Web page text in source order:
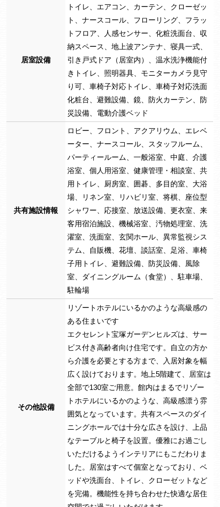
居室設備
トイレ、エアコン、カーテン、クローゼッ
ト、ナースコール、フローリング、フラッ
トフロア、人感センサー、化粧洗面台、収
納スペース、地上波アンテナ、寝具一式、
引き戸式ドア（居室内）、温水洗浄機能付
きトイレ、照明器具、モニターカメラ見守
り可、車椅子対応トイレ、車椅子対応洗面
化粧台、避難設備、鏡、防火カーテン、防
災設備、電動介護ベッド
共有施設情報
ロビー、フロント、アクアリウム、エレベ
ーター、ナースコール、スタッフルーム、
パーティールーム、一般浴室、中庭、介護
浴室、個人用浴室、健康管理・相談室、共
用トイレ、厨房室、囲碁、多目的室、大浴
場、リネン室、リハビリ室、将棋、座位型
シャワー、応接室、放送設備、更衣室、来
客用宿泊施設、機械浴室、汚物処理室、洗
濯室、洗面室、玄関ホール、異常監視シス
テム、自販機、花壇、談話室、足浴、車椅
子用トイレ、避難設備、防災設備、風除
室、ダイニングルーム（食堂）、駐車場、
駐輪場
その他設備
リゾートホテルにいるかのような高級感の
ある住まいです
エクセレント宝塚ガーデンヒルズは、サー
ビス付き高齢者向け住宅です。自立の方か
ら介護を必要とする方まで、入居対象を幅
広く設けております。地上5階建て、居室は
全部で130室ご用意。館内はまるでリゾー
トホテルにいるかのような、高級感漂う雰
囲気となっています。共有スペースのダイ
ニングホールでは十分な広さを設け、上品
なテーブルと椅子を設置。優雅にお過ごし
いただけるようインテリアにもこだわりま
した。居室はすべて個室となっており、ベ
ッドや洗面台、トイレ、クローゼットなど
を完備。機能性を持ち合わせた快適な居住